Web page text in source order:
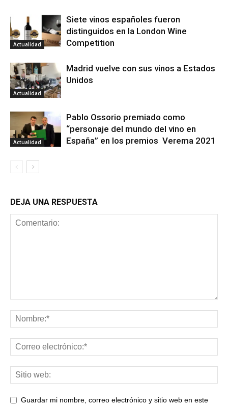
Actualidad
Siete vinos españoles fueron
distinguidos en la London Wine
Competition
Actualidad
Madrid vuelve con sus vinos a Estados
Unidos
Actualidad
Pablo Ossorio premiado como
“personaje del mundo del vino en
España” en los premios Verema 2021
DEJA UNA RESPUESTA
Guardar mi nombre, correo electrónico y sitio web en este